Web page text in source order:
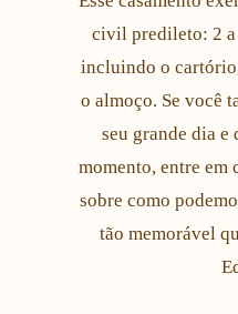
civil predileto: 2 a
incluindo o
o almoço. Se você
seu grande dia e
momento, entre em
sobre como
tão memorável